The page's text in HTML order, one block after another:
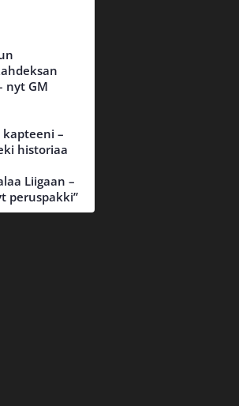
nyt GM
kapteeni –
historiaa
Liigaan –
peruspakki”